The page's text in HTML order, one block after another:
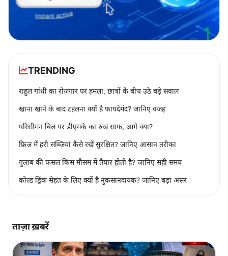
TRENDING
राहुल गांधी का रोजगार पर हमला, छात्रों के बीच उठे बड़े सवाल
खाना खाने के बाद टहलना क्यों है फायदेमंद? जानिए वजह
परिसीमन बिल पर डीएमके का रुख साफ, आगे क्या?
फ्रिज में हरी सब्जियां कैसे रखें सुरक्षित? जानिए आसान तरीका
गुलाब की फसल किस मौसम में तैयार होती है? जानिए सही समय
कोल्ड ड्रिंक सेहत के लिए क्यों है नुकसानदायक? जानिए बड़ा असर
ताज़ा ख़बरें